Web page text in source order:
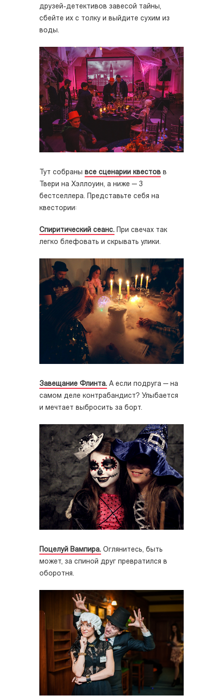
друзей-детективов завесой тайны,
сбейте их с толку и выйдите сухим из
воды.
Тут собраны все сценарии квестов в
Твери на Хэллоуин, а ниже — 3
бестселлера. Представьте себя на
квестории:
Спиритический сеанс. При свечах так
легко блефовать и скрывать улики.
Завещание Флинта. А если подруга — на
самом деле контрабандист? Улыбается
и мечтает выбросить за борт.
Поцелуй Вампира. Оглянитесь, быть
может, за спиной друг превратился в
оборотня.